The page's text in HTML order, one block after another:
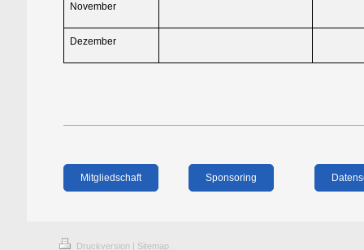
November
Dezember
Mitgliedschaft Sponsoring
Druckversion
Sitemap